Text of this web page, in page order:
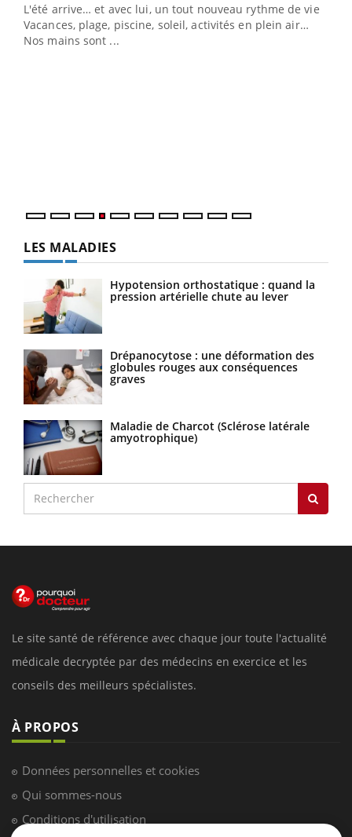
L'été arrive… et avec lui, un tout nouveau rythme de vie !
Vacances, plage, piscine, soleil, activités en plein air…
Nos mains sont ...
LES MALADIES
Hypotension orthostatique : quand la
pression artérielle chute au lever
Drépanocytose : une déformation des
globules rouges aux conséquences
graves
Maladie de Charcot (Sclérose latérale
amyotrophique)
Le site santé de référence avec chaque jour toute l'actualité
médicale decryptée par des médecins en exercice et les
conseils des meilleurs spécialistes.
À PROPOS
Données personnelles et cookies
Qui sommes-nous
Conditions d'utilisation